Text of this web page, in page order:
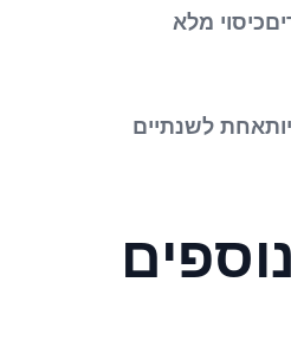
כיסוי מלא
אחת לשנתיים